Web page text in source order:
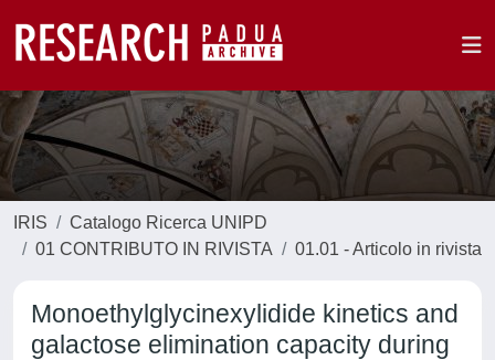
IRIS
Catalogo Ricerca UNIPD
01 CONTRIBUTO IN RIVISTA
01.01 - Articolo in rivista
Monoethylglycinexylidide kinetics and
galactose elimination capacity during